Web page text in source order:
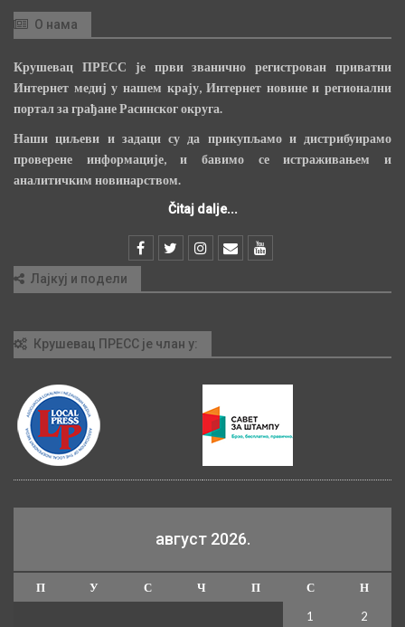
О нама
Крушевац ПРЕСС је први званично регистрован приватни
Интернет медиј у нашем крају, Интернет новине и регионални
портал за грађане Расинског округа.
Наши циљеви и задаци су да прикупљамо и дистрибуирамо
проверене информације, и бавимо се истраживањем и
аналитичким новинарством.
Čitaj dalje...
Лајкуј и подели
Крушевац ПРЕСС је члан у:
август 2026.
П У С Ч П С
Н
1
2